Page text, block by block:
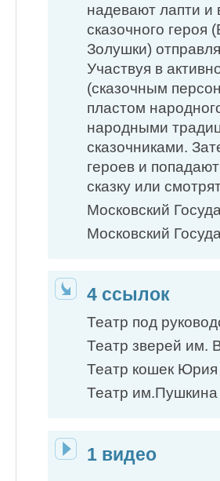
надевают лапти и
сказочного
Золушки)
Участвуя в
(сказочным
пластом
народными
сказочниками.
героев и
сказку или
Московский
Московский
4 ссылок
Театр под
Театр зверей им.
Театр кошек Юрия
Театр им.Пушкина
1 видео